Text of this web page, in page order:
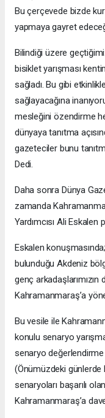
Bu çerçevede bizde
yapmaya gayret
Bilindiği üzere
bisiklet yarışması
sağladı. Bu gibi
sağlayacağına
mesleğini özendirme
dünyaya tanıtma
gazeteciler bunu
Dedi.
Daha sonra Dünya
zamanda
Yardımcısı Ali
Eskalen
bulunduğu Akdeniz
genç
Kahramanmaraş’a
Bu vesile ile
konulu senaryo
senaryo
(Önümüzdeki günlerde
senaryoları başarılı
Kahramanmaraş’a